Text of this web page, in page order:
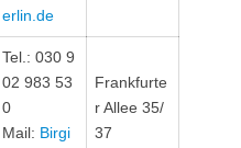
erlin.de
Tel.: 030 9
02 983 53
0
Mail: Birgi
Frankfurte
r Allee 35/
37